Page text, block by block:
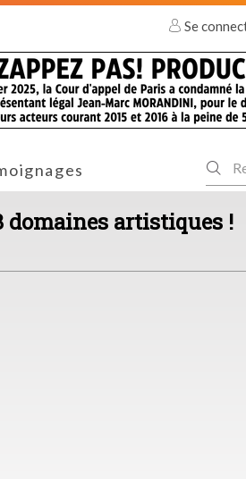
Se
domaines artistiques !